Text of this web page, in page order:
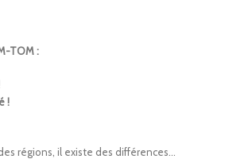
TOM :
!
régions, il existe des différences…